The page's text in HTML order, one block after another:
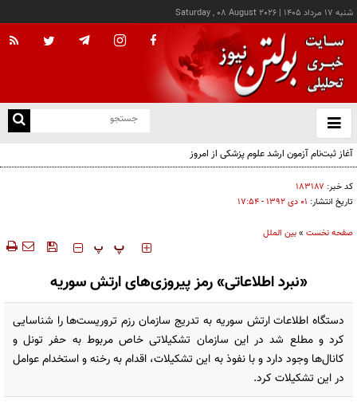
شنبه ۱۷ مرداد ۱۴۰۵ |
Saturday , 08 August 2026
باز
و
آغاز ثبت‌نام آزمون ارشد علوم پزشکی از امروز
کد خبر: ۱۸۳۱۸۷
تاریخ انتشار: ۰۱ دی ۱۳۹۲ - ۱۷:۵۴
صفحه نخست »بین الملل
‍‍‍ پ پ
«نبرد اطلاعاتی» رمز پیروزی‌های ارتش سوریه
دستگاه اطلاعات ارتش سوریه به تدریج سازمان رزم تروریست‌ها را شناسایی
کرد و مطلع شد در این سازمان تشکیلاتی خاص مربوط به حفر تونل و
کانال‌ها وجود دارد و با نفوذ به این تشکیلات، اقدام به رخنه و استخدام عوامل
در این تشکیلات کرد.